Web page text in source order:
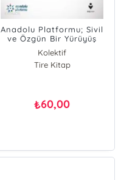
Anadolu Platformu; Sivil
ve Özgün Bir Yürüyüş
Kolektif
Tire Kitap
₺60,00